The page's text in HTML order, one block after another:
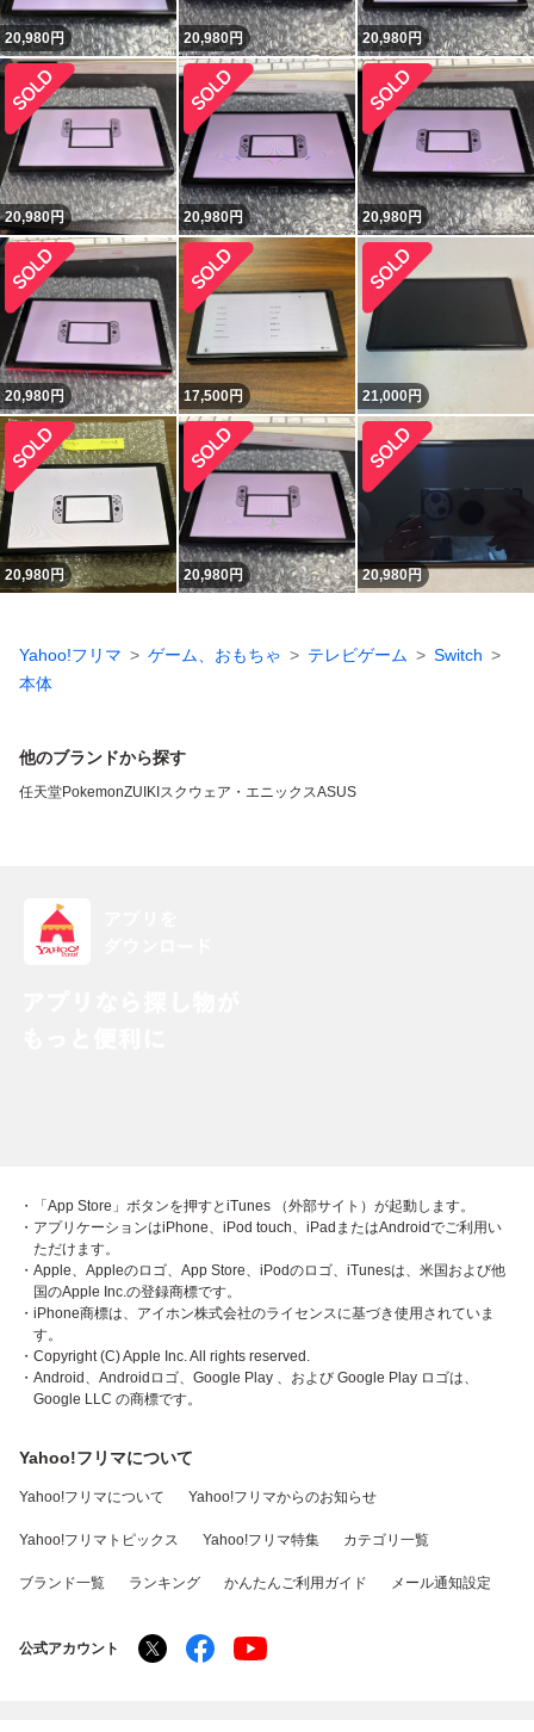
20,980円 20,980円 20,980円
20,980円 20,980円 20,980円
20,980円 17,500円 21,000円
20,980円 20,980円 20,980円
Yahoo!フリマ ゲーム、おもちゃ テレビゲーム
Switch
本体
他のブランドから探す
任天堂PokemonZUIKI スクウェア・エニックスASUS
・「App Store」ボタンを押すとiTunes （外部サイト）が起動します。
・アプリケーションはiPhone、iPod touch、iPadまたはAndroidでご利用い
ただけます。
・Apple、Appleのロゴ、App Store、iPodのロゴ、iTunesは、米国および他
国のApple Inc.の登録商標です。
・iPhone商標は、アイホン株式会社のライセンスに基づき使用されていま
す。
・Copyright (C) Apple Inc. All rights reserved.
・Android、Androidロゴ、Google Play 、および Google Play ロゴは、
Google LLC の商標です。
Yahoo!フリマについて
Yahoo!フリマについて Yahoo!フリマからのお知らせ
Yahoo!フリマトピックス Yahoo!フリマ特集 カテゴリ一覧
ブランド一覧 ランキング かんたんご利用ガイド メール通知設定
公式アカウント